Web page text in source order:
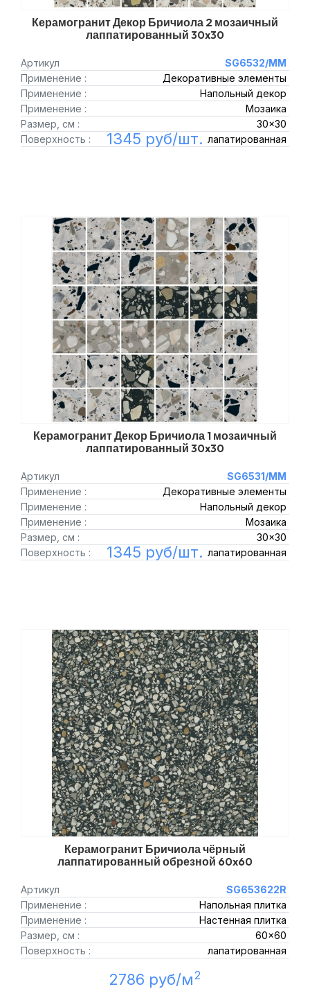
Керамогранит Декор Бричиола 2 мозаичный
лаппатированный 30x30
Артикул
SG6532/MM
Применение :
Декоративные элементы
Применение :
Напольный декор
Применение :
Мозаика
Размер, см :
30x30
Поверхность :
лапатированная
1345 руб/шт.
Керамогранит Декор Бричиола 1 мозаичный
лаппатированный 30x30
Артикул
SG6531/MM
Применение :
Декоративные элементы
Применение :
Напольный декор
Применение :
Мозаика
Размер, см :
30x30
Поверхность :
лапатированная
1345 руб/шт.
Керамогранит Бричиола чёрный
лаппатированный обрезной 60x60
Артикул
SG653622R
Применение :
Напольная плитка
Применение :
Настенная плитка
Размер, см :
60x60
Поверхность :
лапатированная
2786 руб/м2